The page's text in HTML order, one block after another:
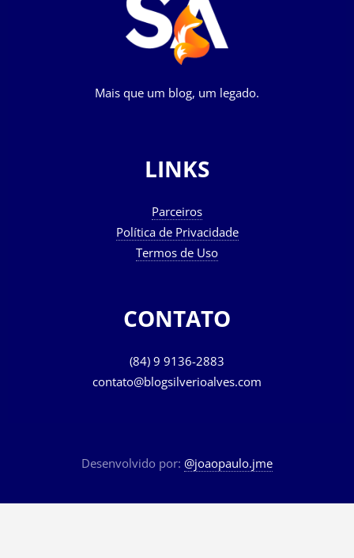
Mais que um blog, um legado.
LINKS
Parceiros
Política de Privacidade
Termos de Uso
CONTATO
(84) 9 9136-2883
contato@blogsilverioalves.com
Desenvolvido por: @joaopaulo.jme